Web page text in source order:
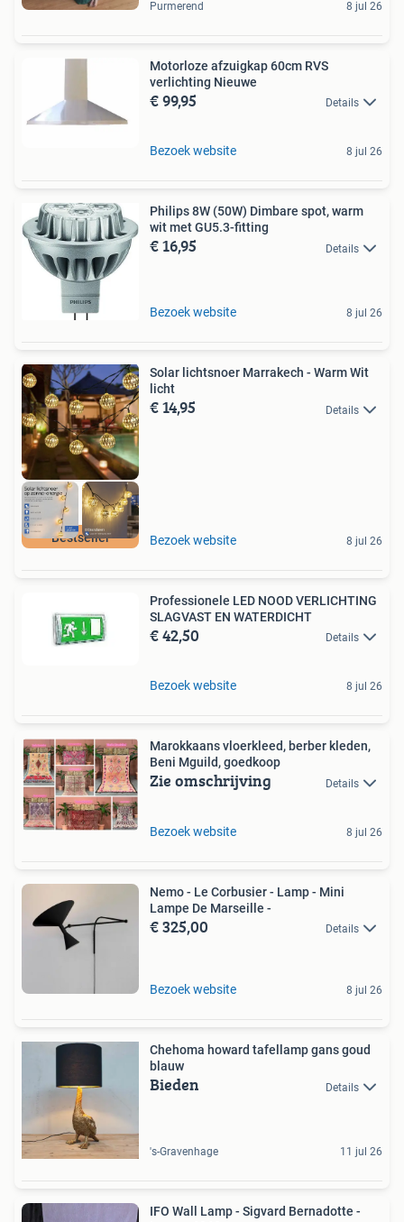
Purmerend 8 jul 26
Motorloze afzuigkap 60cm RVS
verlichting Nieuwe
€ 99,95 Details
Bezoek website 8 jul 26
Philips 8W (50W) Dimbare spot, warm
wit met GU5.3-fitting
€ 16,95 Details
Bezoek website 8 jul 26
Bestseller
Solar lichtsnoer Marrakech - Warm Wit
licht
€ 14,95 Details
Bezoek website 8 jul 26
Professionele LED NOOD VERLICHTING
SLAGVAST EN WATERDICHT
€ 42,50 Details
Bezoek website 8 jul 26
Marokkaans vloerkleed, berber kleden,
Beni Mguild, goedkoop
Zie omschrijving Details
Bezoek website 8 jul 26
Nemo - Le Corbusier - Lamp - Mini
Lampe De Marseille -
€ 325,00 Details
Bezoek website 8 jul 26
Chehoma howard tafellamp gans goud
blauw
Bieden Details
's-Gravenhage 11 jul 26
IFO Wall Lamp - Sigvard Bernadotte -